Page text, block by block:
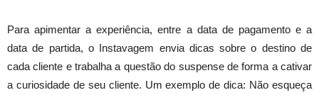
Para apimentar a experiência, entre a data de pagamento e a
data de partida, o Instavagem envia dicas sobre o destino de
cada cliente e trabalha a questão do suspense de forma a cativar
a curiosidade de seu cliente. Um exemplo de dica: Não esqueça